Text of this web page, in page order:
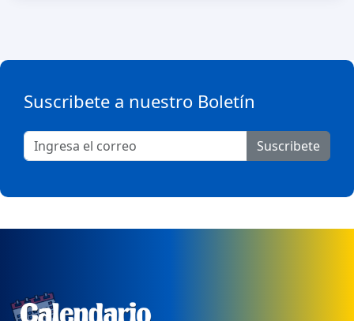
Suscribete a nuestro Boletín
Suscribete